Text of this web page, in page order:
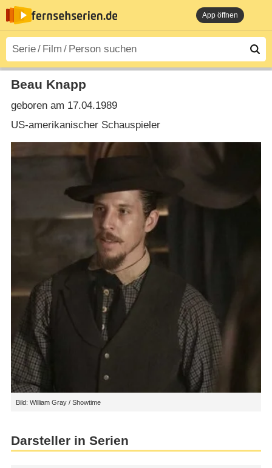
App öffnen
Bild: William Gray / Showtime
Beau Knapp
geboren am 17.04.1989
US-amerikanischer Schauspieler
Darsteller in Serien